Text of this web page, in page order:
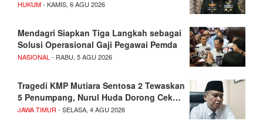
HUKUM- KAMIS, 6 AGU 2026
Mendagri Siapkan Tiga Langkah sebagai
Solusi Operasional Gaji Pegawai Pemda
NASIONAL - RABU, 5 AGU 2026
Tragedi KMP Mutiara Sentosa 2 Tewaskan
5 Penumpang, Nurul Huda Dorong Cek…
JAWA TIMUR - SELASA, 4 AGU 2026